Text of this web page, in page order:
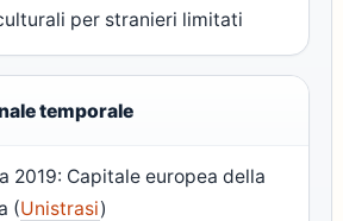
per stranieri limitati
temporale
2019: Capitale europea della
(Unistrasi)